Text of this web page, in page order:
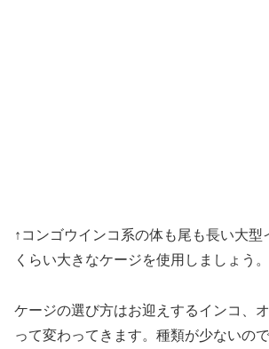
↑コンゴウインコ系の体も尾も長い大型
くらい大きなケージを使用しましょう。
ケージの選び方はお迎えするインコ、
って変わってきます。種類が少ないの